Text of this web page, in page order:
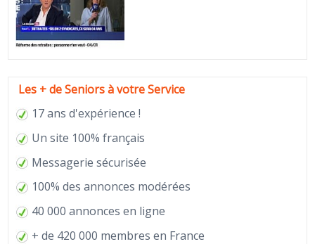
Les + de Seniors à votre Service
17 ans d'expérience !
Un site 100% français
Messagerie sécurisée
100% des annonces modérées
40 000 annonces en ligne
+ de 420 000 membres en France